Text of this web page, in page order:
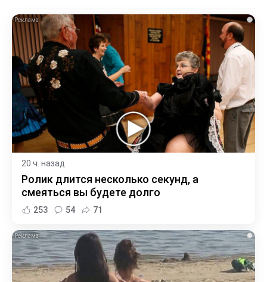
i
20 ч. назад
Ролик длится несколько секунд, а
смеяться вы будете долго
253 54 71
i